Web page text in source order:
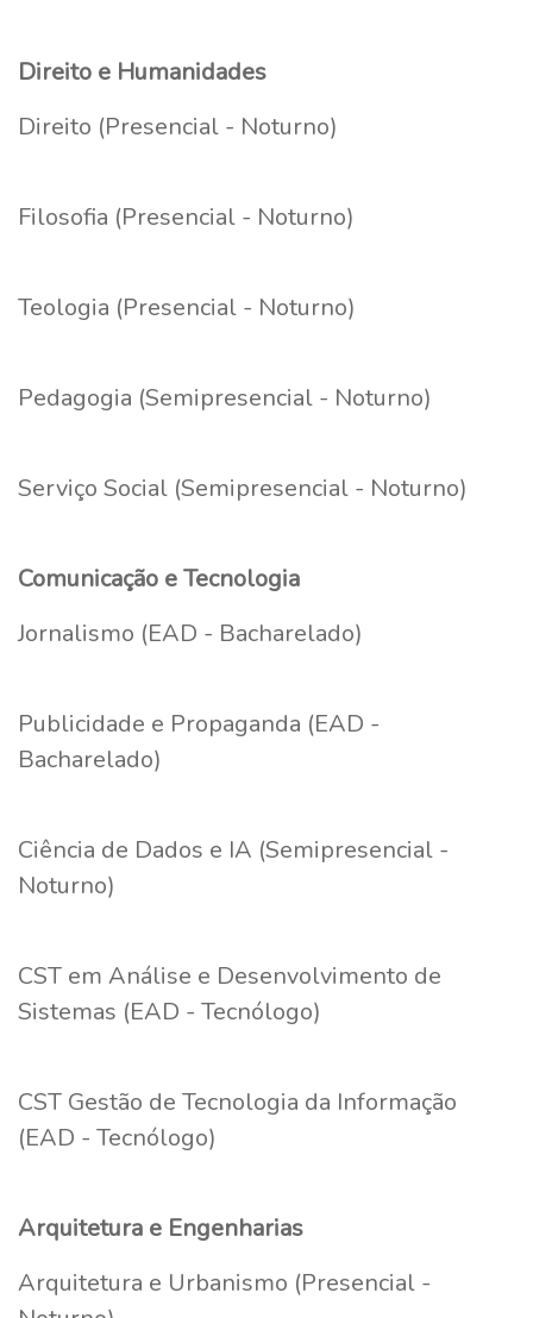
Direito e Humanidades
Direito (Presencial - Noturno)
Filosofia (Presencial - Noturno)
Teologia (Presencial - Noturno)
Pedagogia (Semipresencial - Noturno)
Serviço Social (Semipresencial - Noturno)
Comunicação e Tecnologia
Jornalismo (EAD - Bacharelado)
Publicidade e Propaganda (EAD -
Bacharelado)
Ciência de Dados e IA (Semipresencial -
Noturno)
CST em Análise e Desenvolvimento de
Sistemas (EAD - Tecnólogo)
CST Gestão de Tecnologia da Informação
(EAD - Tecnólogo)
Arquitetura e Engenharias
Arquitetura e Urbanismo (Presencial -